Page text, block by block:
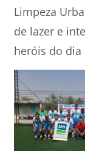
Limpeza
de lazer e
heróis do dia